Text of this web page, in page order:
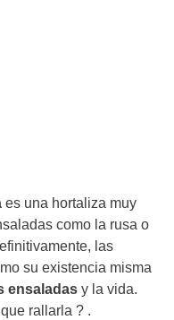
es una hortaliza muy
como la rusa o
las
su existencia misma
ensaladas y la vida.
rallarla ? .